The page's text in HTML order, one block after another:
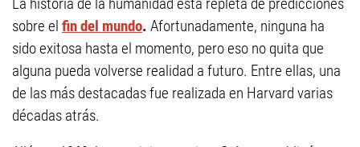
La historia de la humanidad está repleta de predicciones
sobre el fin del mundo. Afortunadamente, ninguna ha
sido exitosa hasta el momento, pero eso no quita que
alguna pueda volverse realidad a futuro. Entre ellas, una
de las más destacadas fue realizada en Harvard varias
décadas atrás.